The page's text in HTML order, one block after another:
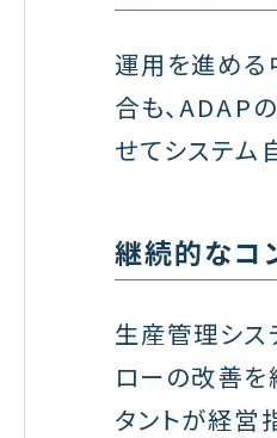
運用を進める
合も、ADAP
せてシステム
継続的なコ
生産管理シス
ローの改善を
タントが経営